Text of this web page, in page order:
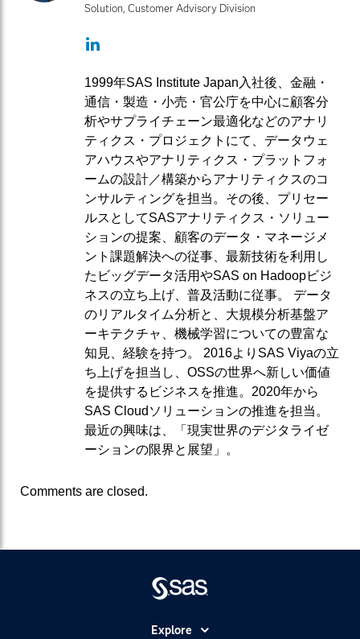
Solution, Customer Advisory Division
LinkedIn
1999年SAS Institute Japan入社後、金融・
通信・製造・小売・官公庁を中心に顧客分
析やサプライチェーン最適化などのアナリ
ティクス・プロジェクトにて、データウェ
アハウスやアナリティクス・プラットフォ
ームの設計／構築からアナリティクスのコ
ンサルティングを担当。その後、プリセー
ルスとしてSASアナリティクス・ソリュー
ションの提案、顧客のデータ・マネージメ
ント課題解決への従事、最新技術を利用し
たビッグデータ活用やSAS on Hadoopビジ
ネスの立ち上げ、普及活動に従事。 データ
のリアルタイム分析と、大規模分析基盤ア
ーキテクチャ、機械学習についての豊富な
知見、経験を持つ。 2016よりSAS Viyaの立
ち上げを担当し、OSSの世界へ新しい価値
を提供するビジネスを推進。2020年から
SAS Cloudソリューションの推進を担当。
最近の興味は、「現実世界のデジタライゼ
ーションの限界と展望」。
Comments are closed.
Explore